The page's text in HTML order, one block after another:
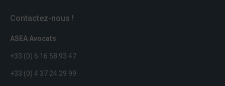
Contactez-nous !
ASEA Avocats
+33 (0) 6 16 58 93 47
+33 (0) 4 37 24 29 99